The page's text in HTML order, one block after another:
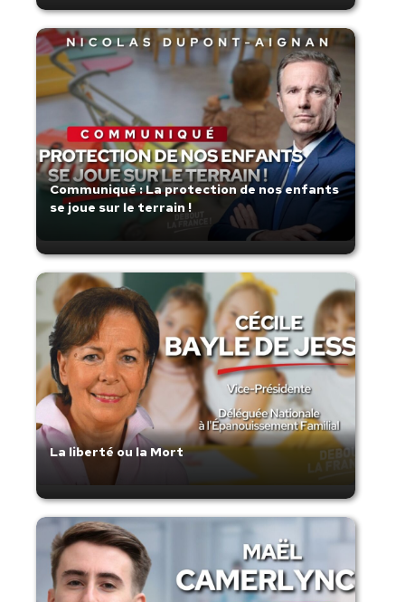
Communiqué : La protection de nos enfants
se joue sur le terrain !
La liberté ou la Mort